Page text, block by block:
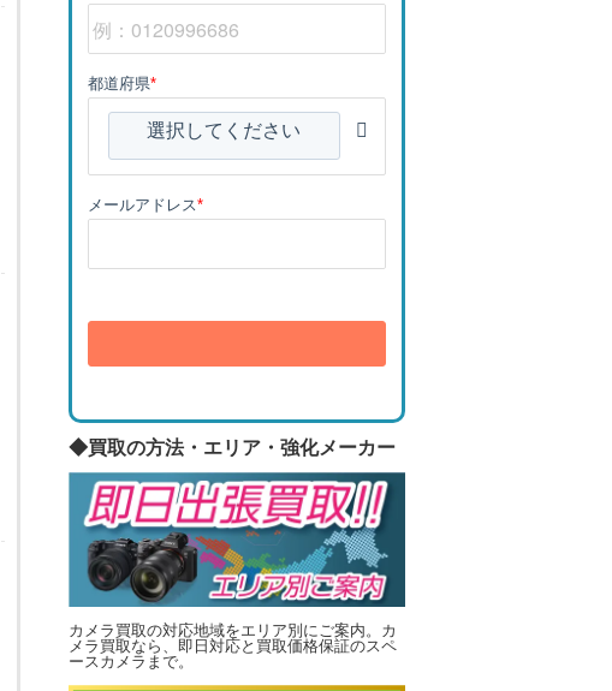
都道府県*
選択してください
メールアドレス*
◆買取の方法・エリア・強化メーカー
カメラ買取の対応地域をエリア別にご案内。カ
メラ買取なら、即日対応と買取価格保証のスペ
ースカメラまで。